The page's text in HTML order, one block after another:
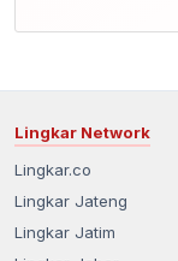
Lingkar Network
Lingkar.co
Lingkar Jateng
Lingkar Jatim